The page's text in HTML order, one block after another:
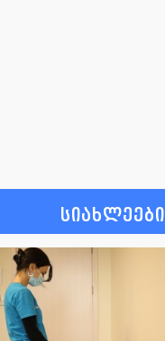
სიახლეები